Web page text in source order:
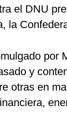
el DNU
la
por
y
otras en